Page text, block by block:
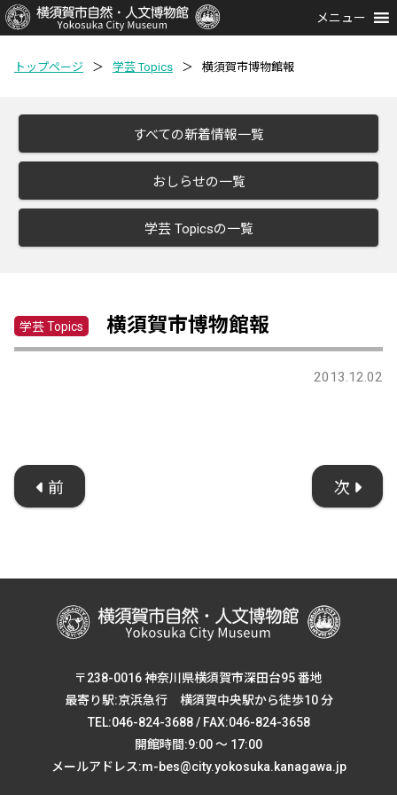
メニュー
トップページ ＞ 学芸 Topics ＞ 横須賀市博物館報
すべての新着情報一覧
おしらせの一覧
学芸 Topicsの一覧
学芸 Topics 横須賀市博物館報
2013.12.02
前 次
〒238-0016 神奈川県横須賀市深田台95 番地
最寄り駅:京浜急行 横須賀中央駅から徒歩10 分
TEL:046-824-3688 / FAX:046-824-3658
開館時間:9:00 ～ 17:00
メールアドレス:m-bes@city.yokosuka.kanagawa.jp